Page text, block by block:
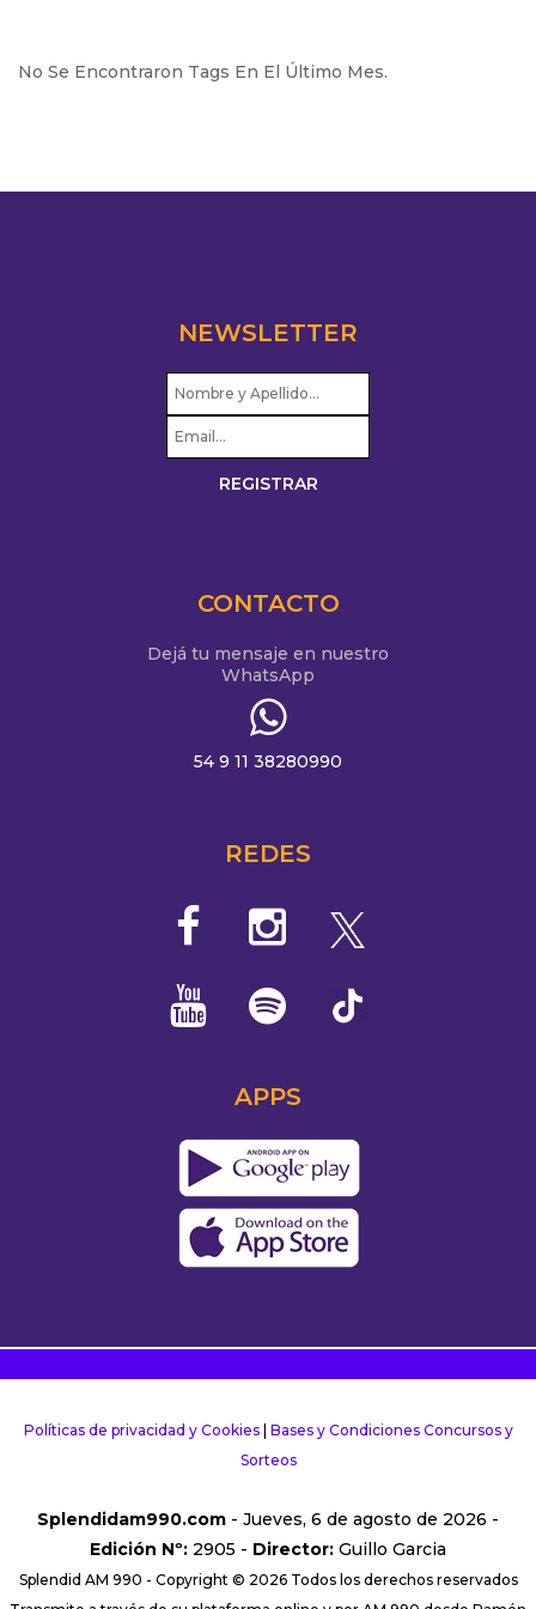
No Se Encontraron Tags En El Último Mes.
NEWSLETTER
CONTACTO
Dejá tu mensaje en nuestro
WhatsApp
54 9 11 38280990
REDES
APPS
Políticas de privacidad y Cookies| Bases y Condiciones Concursos y
Sorteos
Splendidam990.com - Jueves, 6 de agosto de 2026 -
Edición Nº: 2905 - Director: Guillo Garcia
Splendid AM 990 - Copyright © 2026 Todos los derechos reservados